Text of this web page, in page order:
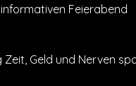
Feierabend
Geld und Nerven